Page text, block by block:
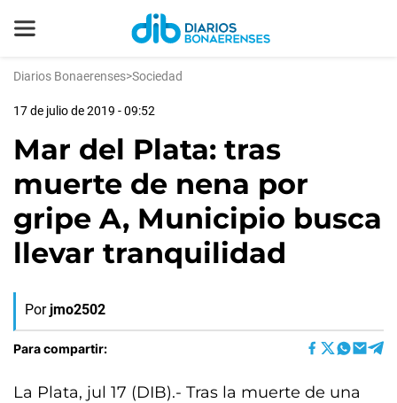
Diarios Bonaerenses>Sociedad
17 de julio de 2019 - 09:52
Mar del Plata: tras
muerte de nena por
gripe A, Municipio busca
llevar tranquilidad
Por jmo2502
Para compartir:
La Plata, jul 17 (DIB).- Tras la muerte de una